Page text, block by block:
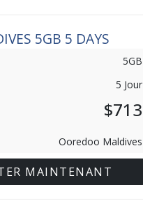
5GB 5 DAYS
5GB
5 Jour
$713
Ooredoo Maldives
MAINTENANT